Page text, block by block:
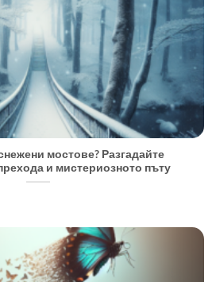
мостове? Разгадайте
и мистериозното пъту